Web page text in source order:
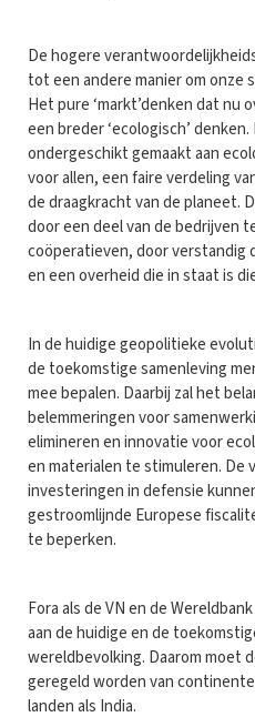
De hogere
tot een andere manier om onze
Het pure ‘markt’denken dat nu
een breder ‘ecologisch’
ondergeschikt gemaakt aan
voor allen, een faire verdeling
de draagkracht van de planeet.
door een deel van de bedrijven
coöperatieven, door verstandig
en een overheid die in staat is
In de huidige geopolitieke
de toekomstige samenleving
mee bepalen. Daarbij zal het
belemmeringen voor
elimineren en innovatie voor
en materialen te stimuleren. De
investeringen in defensie
gestroomlijnde Europese
te beperken.
Fora als de VN en de
aan de huidige en de
wereldbevolking. Daarom moet
geregeld worden van
landen als India.